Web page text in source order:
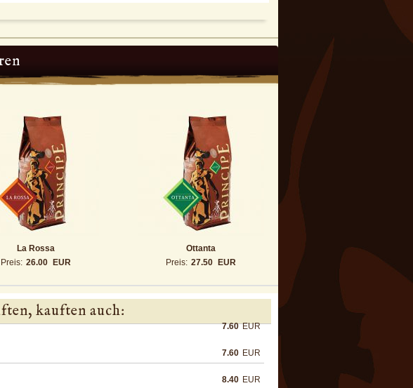
La Rossa
Preis: 26.00 EUR
Ottanta
Preis: 27.50 EUR
kauften auch:
7.60 EUR
7.60 EUR
8.40 EUR